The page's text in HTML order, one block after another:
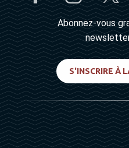
Abonnez-vous
S'INSCRIRE À